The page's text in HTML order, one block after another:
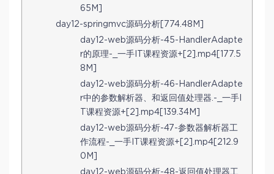
65M]
day12-springmvc源码分析[774.48M]
day12-web源码分析-45-HandlerAdapte
r的原理-_一手IT课程资源+[2].mp4[177.5
8M]
day12-web源码分析-46-HandlerAdapte
r中的参数解析器、和返回值处理器.-_一手I
T课程资源+[2].mp4[139.34M]
day12-web源码分析-47-参数器解析器工
作流程-_一手IT课程资源+[2].mp4[212.9
0M]
day12-web源码分析-48-返回值处理器工